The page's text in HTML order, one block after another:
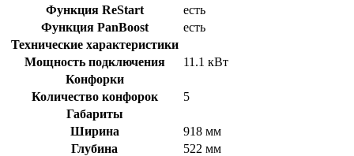
Функция ReStart
есть
Функция PanBoost
есть
Технические характеристики
Мощность подключения
11.1 кВт
Конфорки
Количество конфорок
5
Габариты
Ширина
918 мм
Глубина
522 мм